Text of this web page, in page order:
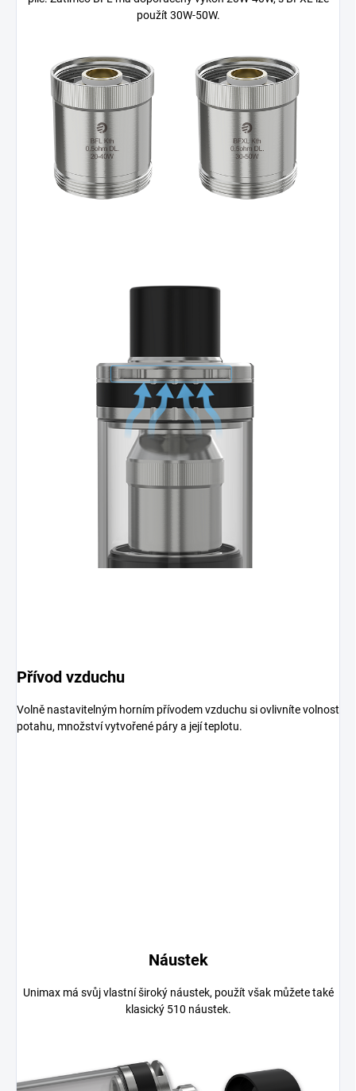
použít 30W-50W.
Přívod vzduchu
Volně nastavitelným horním přívodem vzduchu si ovlivníte volnost
potahu, množství vytvořené páry a její teplotu.
Náustek
Unimax má svůj vlastní široký náustek, použít však můžete také
klasický 510 náustek.